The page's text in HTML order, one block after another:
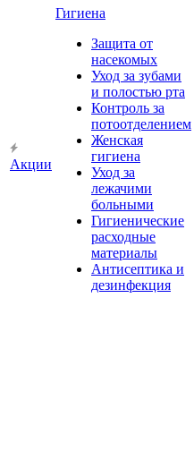
Акции
Гигиена
Защита от
насекомых
Уход за зубами
и полостью рта
Контроль за
потоотделением
Женская
гигиена
Уход за
лежачими
больными
Гигиенические
расходные
материалы
Антисептика и
дезинфекция